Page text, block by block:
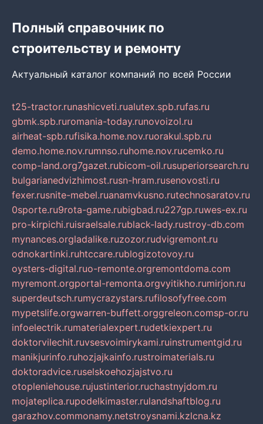
Полный справочник по
строительству и ремонту
Актуальный каталог компаний по всей России
t25-tractor.runashicveti.rualutex.spb.rufas.ru
gbmk.spb.ruromania-today.runovoizol.ru
airheat-spb.rufisika.home.nov.ruorakul.spb.ru
demo.home.nov.rumnso.ruhome.nov.rucemko.ru
comp-land.org7gazet.rubicom-oil.rusuperiorsearch.ru
bulgarianedvizhimost.rusn-hram.rusenovosti.ru
fexer.rusnite-mebel.ruanamvkusno.rutechnosaratov.ru
0sporte.ru9rota-game.rubigbad.ru227gp.ruwes-ex.ru
pro-kirpichi.ruisraelsale.rublack-lady.rustroy-db.com
mynances.orgladalike.ruzozor.rudvigremont.ru
odnokartinki.ruhtccare.rublogizotovoy.ru
oysters-digital.ruo-remonte.orgremontdoma.com
myremont.orgportal-remonta.orgvyitikho.rumirjon.ru
superdeutsch.rumycrazystars.rufilosofyfree.com
mypetslife.orgwarren-buffett.orggreleon.comsp-or.ru
infoelectrik.rumaterialexpert.rudetkiexpert.ru
doktorvilechit.ruvsesvoimirykami.ruinstrumentgid.ru
manikjurinfo.ruhozjajkainfo.rustroimaterials.ru
doktoradvice.ruselskoehozjajstvo.ru
otopleniehouse.rujustinterior.ruchastnyjdom.ru
mojateplica.rupodelkimaster.rulandshaftblog.ru
garazhov.commonamy.netstroysnami.kzlcna.kz